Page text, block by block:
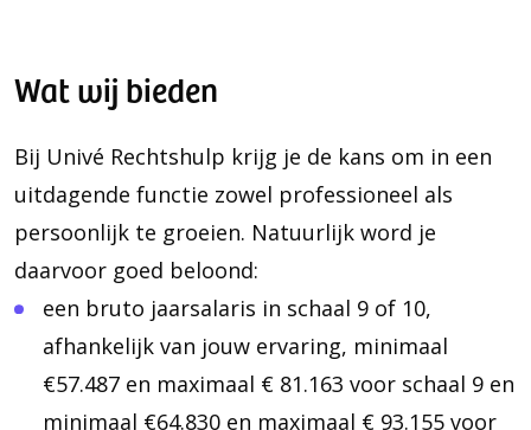
Wat wij bieden
Bij Univé Rechtshulp krijg je de kans om in een
uitdagende functie zowel professioneel als
persoonlijk te groeien. Natuurlijk word je
daarvoor goed beloond:
een bruto jaarsalaris in schaal 9 of 10,
afhankelijk van jouw ervaring, minimaal
€57.487 en maximaal € 81.163 voor schaal 9 en
minimaal €64.830 en maximaal € 93.155 voor